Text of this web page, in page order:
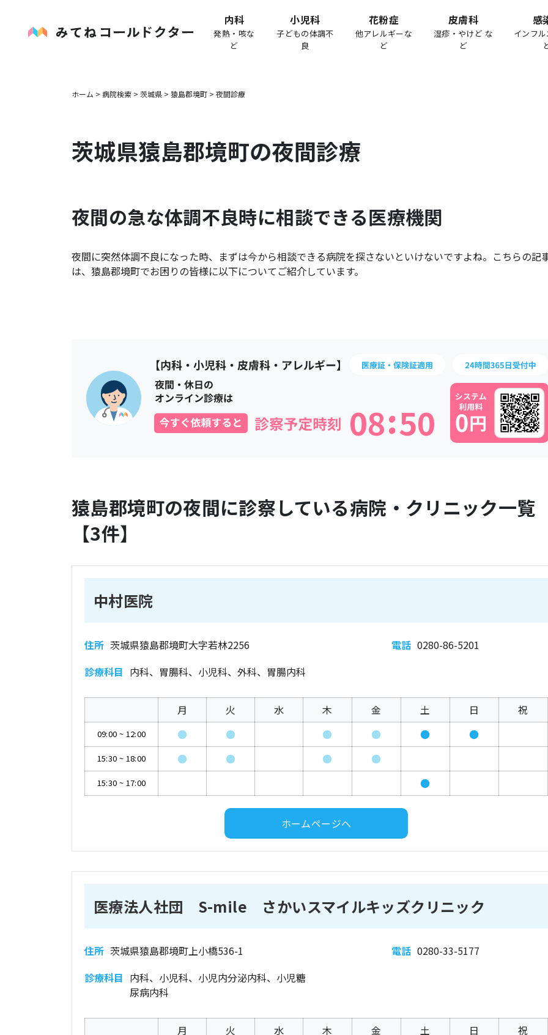
内科
発熱・咳な
ど
小児科
子どもの体調不
良
花粉症
他アレルギーな
ど
皮膚科
湿疹・やけど な
ど
感
インフ
ホーム > 病院検索 > 茨城県 > 猿島郡境町 > 夜間診療
茨城県猿島郡境町の夜間診療
夜間の急な体調不良時に相談できる医療機関
夜間に突然体調不良になった時、まずは今から相談できる病院を探さないといけないですよね。こちらの記
は、 猿島郡境町でお困りの皆様に以下についてご紹介しています。
08 50
:
猿島郡境町の夜間に診察している病院・クリニック一覧
【3件】
中村医院
住所 茨城県猿島郡境町大字若林2256 電話 0280-86-5201
診療科目 内科、胃腸科、小児科、外科、胃腸内科
月 火 水 木 金 土 日 祝
09:00 ~ 12:00 ● ● ● ● ● ●
15:30 ~ 18:00 ● ● ● ●
15:30 ~ 17:00 ●
ホームページへ
医療法人社団 S-mile さかいスマイルキッズクリニック
住所 茨城県猿島郡境町上小橋536-1 電話 0280-33-5177
診療科目 内科、小児科、小児内分泌内科、小児糖
尿病内科
月 火 水 木 金 土 日 祝